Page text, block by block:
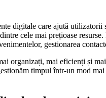
digitale care ajută
cele mai prețioase
gestionarea
organizați, mai eficienți și
timpul într-un mod